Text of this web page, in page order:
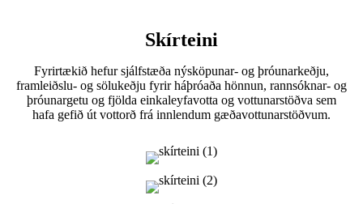
Skírteini
Fyrirtækið hefur sjálfstæða nýsköpunar- og þróunarkeðju,
framleiðslu- og sölukeðju fyrir háþróaða hönnun, rannsóknar- og
þróunargetu og fjölda einkaleyfavotta og vottunarstöðva sem
hafa gefið út vottorð frá innlendum gæðavottunarstöðvum.